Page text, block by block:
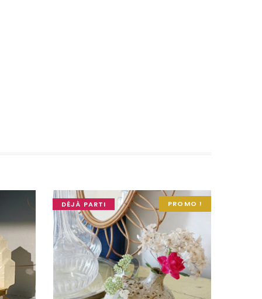
PROMO !
DÉJÀ PARTI